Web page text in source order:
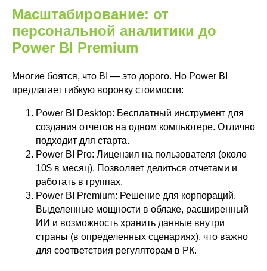
Масштабирование: от
персональной аналитики до
Power BI Premium
Многие боятся, что BI — это дорого. Но Power BI
предлагает гибкую воронку стоимости:
Power BI Desktop: Бесплатный инструмент для
создания отчетов на одном компьютере. Отлично
подходит для старта.
Power BI Pro: Лицензия на пользователя (около
10$ в месяц). Позволяет делиться отчетами и
работать в группах.
Power BI Premium: Решение для корпораций.
Выделенные мощности в облаке, расширенный
ИИ и возможность хранить данные внутри
страны (в определенных сценариях), что важно
для соответствия регуляторам в РК.
© 2026 ТОО «Зеробит»
Политика обработки персональных
данных
+7 707 489-28-18
sales@zerobit.kz
Заказать звонок
Реквизиты компании
Товарищество с ограниченной
ответственностью "Zerobit (Зеробит)"
050023 Казахстан, Алматы,
улица Алмалы Бак, д. 15
Адрес